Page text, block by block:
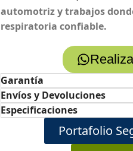
automotriz y trabajos
respiratoria confiable.
Garantía
Envíos y Devoluciones
Especificaciones
Portafolio